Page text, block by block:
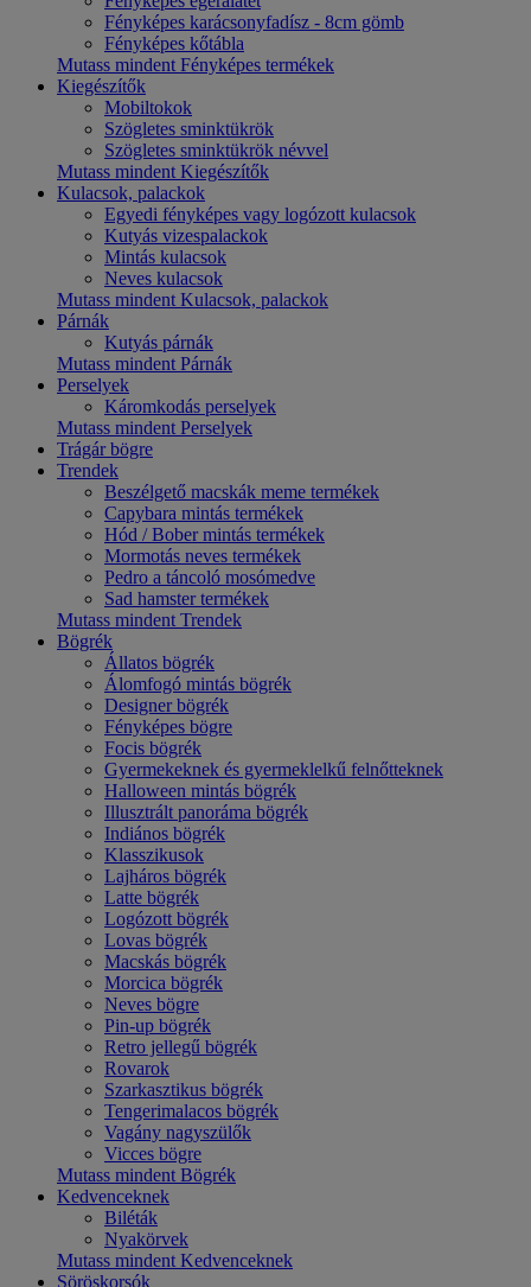
Fényképes karácsonyfadísz - 8cm gömb
Fényképes kőtábla
Mutass mindent Fényképes termékek
Kiegészítők
Mobiltokok
Szögletes sminktükrök
Szögletes sminktükrök névvel
Mutass mindent Kiegészítők
Kulacsok, palackok
Egyedi fényképes vagy logózott kulacsok
Kutyás vizespalackok
Mintás kulacsok
Neves kulacsok
Mutass mindent Kulacsok, palackok
Párnák
Kutyás párnák
Mutass mindent Párnák
Perselyek
Káromkodás perselyek
Mutass mindent Perselyek
Trágár bögre
Trendek
Beszélgető macskák meme termékek
Capybara mintás termékek
Hód / Bober mintás termékek
Mormotás neves termékek
Pedro a táncoló mosómedve
Sad hamster termékek
Mutass mindent Trendek
Bögrék
Állatos bögrék
Álomfogó mintás bögrék
Designer bögrék
Fényképes bögre
Focis bögrék
Gyermekeknek és gyermeklelkű felnőtteknek
Halloween mintás bögrék
Illusztrált panoráma bögrék
Indiános bögrék
Klasszikusok
Lajháros bögrék
Latte bögrék
Logózott bögrék
Lovas bögrék
Macskás bögrék
Morcica bögrék
Neves bögre
Pin-up bögrék
Retro jellegű bögrék
Rovarok
Szarkasztikus bögrék
Tengerimalacos bögrék
Vagány nagyszülők
Vicces bögre
Mutass mindent Bögrék
Kedvenceknek
Biléták
Nyakörvek
Mutass mindent Kedvenceknek
Söröskorsók